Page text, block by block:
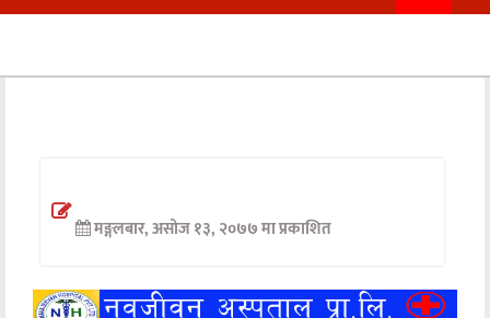
सुदुर
अन्तर्वार्ता
खेलकुद
मङ्गलबार, असोज १३, २०७७ मा प्रकाशित